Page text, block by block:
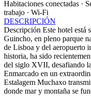
Habitaciones conectadas ·
trabajo · Wi-Fi
DESCRIPCIÓN
Descripción Este hotel está
Guincho, en pleno parque
de Lisboa y del aeropuerto
historia, ha sido
del siglo XVII, desafiando
Enmarcado en un
Estalagem Muchaxo
donde mar y montaña se